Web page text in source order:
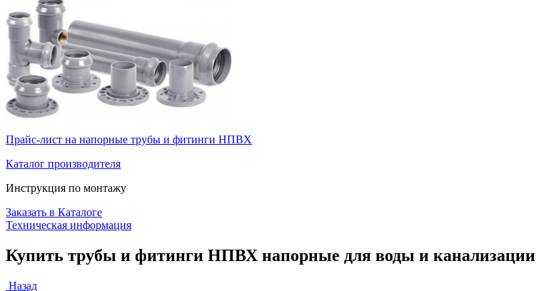
Прайс-лист на напорные трубы и фитинги НПВХ
Каталог производителя
Инструкция по монтажу
Заказать в Каталоге
Техническая информация
Купить трубы и фитинги НПВХ напорные для воды и канализации
Назад